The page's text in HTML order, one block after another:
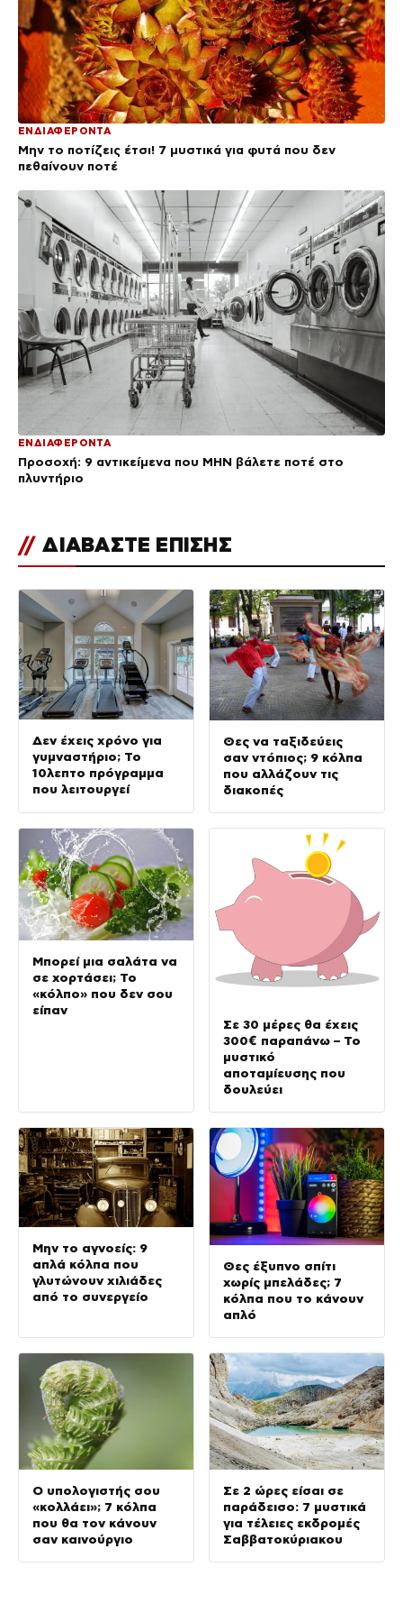
ΕΝΔΙΑΦΕΡΟΝΤΑ
Μην το ποτίζεις έτσι! 7 μυστικά για φυτά που δεν
πεθαίνουν ποτέ
ΕΝΔΙΑΦΕΡΟΝΤΑ
Προσοχή: 9 αντικείμενα που ΜΗΝ βάλετε ποτέ στο
πλυντήριο
// ΔΙΑΒΑΣΤΕ ΕΠΙΣΗΣ
Δεν έχεις χρόνο για
γυμναστήριο; Το
10λεπτο πρόγραμμα
που λειτουργεί
Θες να ταξιδεύεις
σαν ντόπιος; 9 κόλπα
που αλλάζουν τις
διακοπές
Μπορεί μια σαλάτα να
σε χορτάσει; Το
«κόλπο» που δεν σου
είπαν
Σε 30 μέρες θα έχεις
300€ παραπάνω – Το
μυστικό
αποταμίευσης που
δουλεύει
Μην το αγνοείς: 9
απλά κόλπα που
γλυτώνουν χιλιάδες
από το συνεργείο
Θες έξυπνο σπίτι
χωρίς μπελάδες; 7
κόλπα που το κάνουν
απλό
Ο υπολογιστής σου
«κολλάει»; 7 κόλπα
που θα τον κάνουν
σαν καινούργιο
Σε 2 ώρες είσαι σε
παράδεισο: 7 μυστικά
για τέλειες εκδρομές
Σαββατοκύριακου